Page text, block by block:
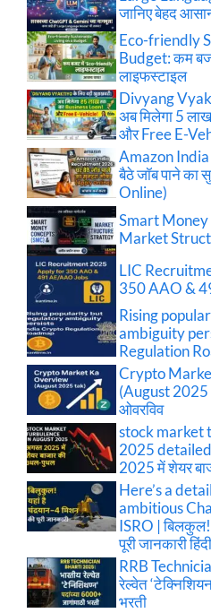
जानिए बेहद
Eco-friendly
Budget: कम
लाइफस्टाइल
Divyang
अब मिलेगा 5
और Free E-
Amazon
बैठे जॉब पाने का
Online)
Smart
Market
LIC
350 AAO &
Rising
ambiguity
Regulation
Crypto
(August 2025
ओवरविव
stock market
2025
2025 में शेयर
Here’s a
ambitious
ISRO | बिलकुल!
पूरी जानकारी
RRB
रेल्वेत
भरती